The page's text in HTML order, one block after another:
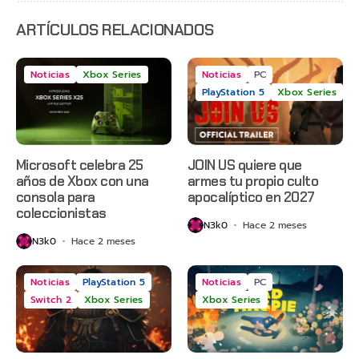
2 y más
ARTÍCULOS RELACIONADOS
Noticias Xbox Series
Microsoft celebra 25
años de Xbox con una
consola para
coleccionistas
N3k0 Hace 2 meses
Noticias
PC
PlayStation 5
Xbox Series
JOIN US quiere que
armes tu propio culto
apocalíptico en 2027
N3k0 Hace 2 meses
Noticias
PlayStation 5
Switch 2
Xbox Series
Noticias
PC
Xbox Series